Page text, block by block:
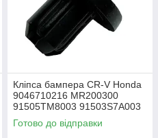
Кліпса бампера CR-V Honda
9046710216 MR200300
91505TM8003 91503S7A003
Готово до відправки